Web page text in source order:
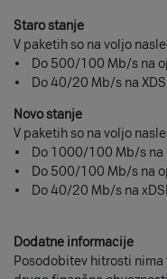
Staro stanje
V paketih so na voljo
• Do 500/100 Mb/s na
• Do 40/20 Mb/s na
Novo stanje
V paketih so na voljo
• Do 1000/100 Mb/s na
• Do 500/100 Mb/s na
• Do 40/20 Mb/s na
Dodatne informacije
Posodobitev hitrosti